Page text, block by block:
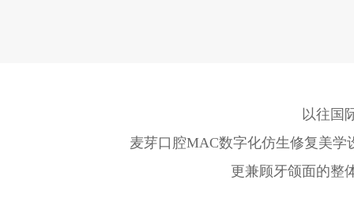
以往国
麦芽口腔MAC数字化仿生修复美
更兼顾牙颌面的整